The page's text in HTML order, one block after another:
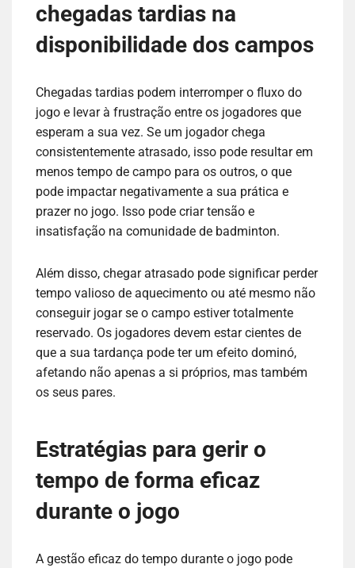
chegadas tardias na
disponibilidade dos campos
Chegadas tardias podem interromper o fluxo do
jogo e levar à frustração entre os jogadores que
esperam a sua vez. Se um jogador chega
consistentemente atrasado, isso pode resultar em
menos tempo de campo para os outros, o que
pode impactar negativamente a sua prática e
prazer no jogo. Isso pode criar tensão e
insatisfação na comunidade de badminton.
Além disso, chegar atrasado pode significar perder
tempo valioso de aquecimento ou até mesmo não
conseguir jogar se o campo estiver totalmente
reservado. Os jogadores devem estar cientes de
que a sua tardança pode ter um efeito dominó,
afetando não apenas a si próprios, mas também
os seus pares.
Estratégias para gerir o
tempo de forma eficaz
durante o jogo
A gestão eficaz do tempo durante o jogo pode